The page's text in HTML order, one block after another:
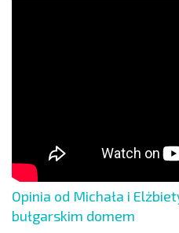
Opinia od Michała i
bułgarskim domem